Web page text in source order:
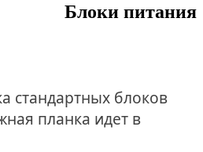
Блоки питания
стандартных блоков
планка идет в